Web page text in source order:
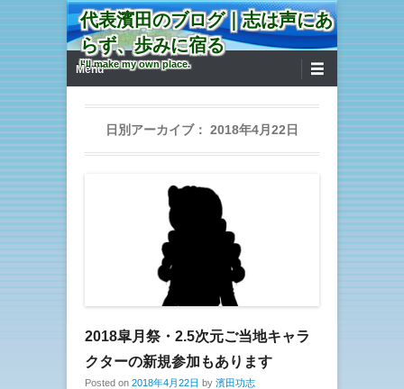
代表濱田のブログ｜志は声にあ
らず、歩みに宿る
I'll make my own place.
第1メニュー
コンテンツへ移動
Menu
日別アーカイブ： 2018年4月22日
2018皐月祭・2.5次元ご当地キャラ
クターの新規参加もあります
Posted on 2018年4月22日 by 濱田功志